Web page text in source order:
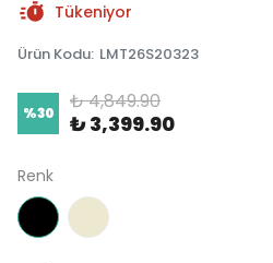
Tükeniyor
Ürün Kodu: LMT26S20323
%30 ₺ 4,849.90
₺ 3,399.90
Renk